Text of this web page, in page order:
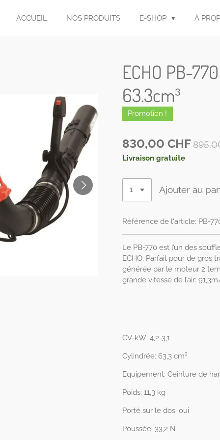
ACCUEIL NOS PRODUITS E-SHOP À
ECHO PB-
63.3cm³
Promotion !
830,00 CHF
Livraison gratuite
Ajouter au
Référence de l'article: PB-
Le PB-770 est l’un des
ECHO. Parfait pour de gros
générée par le moteur 2
grande vitesse de l’air:
CV-kW: 4,2-3,1
Cylindrée: 63,3 cm³
Equipement: Ceinture de
Poids: 11,3 kg
Porté sur le dos: oui
Poussée: 33,2 N